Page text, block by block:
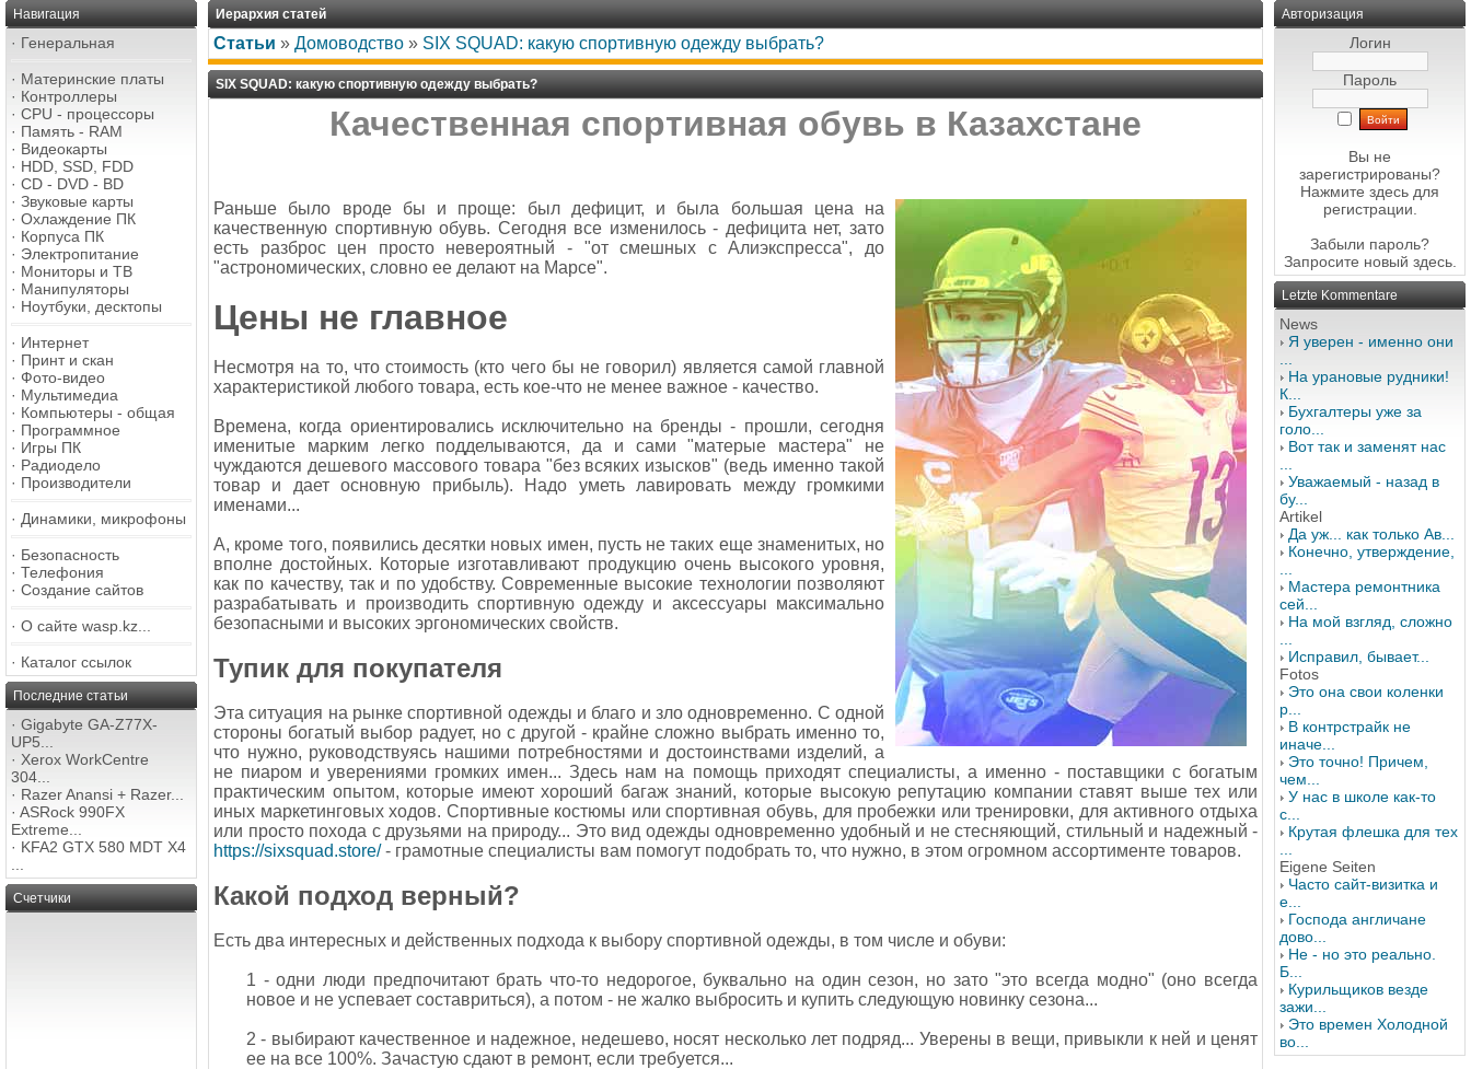
Навигация
· Генеральная
· Материнские платы
· Контроллеры
· CPU - процессоры
· Память - RAM
· Видеокарты
· HDD, SSD, FDD
· CD - DVD - BD
· Звуковые карты
· Охлаждение ПК
· Корпуса ПК
· Электропитание
· Мониторы и ТВ
· Манипуляторы
· Ноутбуки, десктопы
· Интернет
· Принт и скан
· Фото-видео
· Мультимедиа
· Компьютеры - общая
· Программное
· Игры ПК
· Радиодело
· Производители
· Динамики, микрофоны
· Безопасность
· Телефония
· Создание сайтов
· О сайте wasp.kz...
· Каталог ссылок
Последние статьи
· Gigabyte GA-Z77X-
UP5...
· Xerox WorkCentre
304...
· Razer Anansi + Razer...
· ASRock 990FX
Extreme...
· KFA2 GTX 580 MDT X4
Счетчики
Иерархия статей
Статьи » Домоводство » SIX SQUAD: какую спортивную одежду выбрать?
SIX SQUAD: какую спортивную одежду выбрать?
Качественная спортивная обувь в Казахстане
Раньше было вроде бы и проще: был дефицит, и была большая цена на
качественную спортивную обувь. Сегодня все изменилось - дефицита нет, зато
есть разброс цен просто невероятный - "от смешных с Алиэкспресса", до
"астрономических, словно ее делают на Марсе".
Цены не главное
Несмотря на то, что стоимость (кто чего бы не говорил) является самой главной
характеристикой любого товара, есть кое-что не менее важное - качество.
Времена, когда ориентировались исключительно на бренды - прошли, сегодня
именитые марким легко подделываются, да и сами "матерые мастера" не
чуждаются дешевого массового товара "без всяких изысков" (ведь именно такой
товар и дает основную прибыль). Надо уметь лавировать между громкими
именами...
А, кроме того, появились десятки новых имен, пусть не таких еще знаменитых, но
вполне достойных. Которые изготавливают продукцию очень высокого уровня,
как по качеству, так и по удобству. Современные высокие технологии позволяют
разрабатывать и производить спортивную одежду и аксессуары максимально
безопасными и высоких эргономических свойств.
Тупик для покупателя
Эта ситуация на рынке спортивной одежды и благо и зло одновременно. С одной
стороны богатый выбор радует, но с другой - крайне сложно выбрать именно то,
что нужно, руководствуясь нашими потребностями и достоинствами изделий, а
не пиаром и уверениями громких имен... Здесь нам на помощь приходят специалисты, а именно - поставщики с богатым
практическим опытом, которые имеют хороший багаж знаний, которые высокую репутацию компании ставят выше тех или
иных маркетинговых ходов. Спортивные костюмы или спортивная обувь, для пробежки или тренировки, для активного отдыха
или просто похода с друзьями на природу... Это вид одежды одновременно удобный и не стесняющий, стильный и надежный -
https://sixsquad.store/- грамотные специалисты вам помогут подобрать то, что нужно, в этом огромном ассортименте товаров.
Какой подход верный?
Есть два интересных и действенных подхода к выбору спортивной одежды, в том числе и обуви:
1 - одни люди предпочитают брать что-то недорогое, буквально на один сезон, но зато "это всегда модно" (оно всегда
новое и не успевает составриться), а потом - не жалко выбросить и купить следующую новинку сезона...
2 - выбирают качественное и надежное, недешево, носят несколько лет подряд... Уверены в вещи, привыкли к ней и ценят
ее на все 100%. Зачастую сдают в ремонт, если требуется...
Авторизация
Логин
Пароль
Вы не
зарегистрированы?
Нажмите здесь для
регистрации.
Забыли пароль?
Запросите новый здесь.
Letzte Kommentare
News
Я уверен - именно они
На урановые рудники!
К...
Бухгалтеры уже за
голо...
Вот так и заменят нас
Уважаемый - назад в
бу...
Artikel
Да уж... как только Ав...
Конечно, утверждение,
Мастера ремонтника
сей...
На мой взгляд, сложно
Исправил, бывает...
Fotos
Это она свои коленки
р...
В контрстрайк не
иначе...
Это точно! Причем,
чем...
У нас в школе как-то
с...
Крутая флешка для тех
Eigene Seiten
Часто сайт-визитка и
е...
Господа англичане
дово...
Не - но это реально.
Б...
Курильщиков везде
зажи...
Это времен Холодной
во...